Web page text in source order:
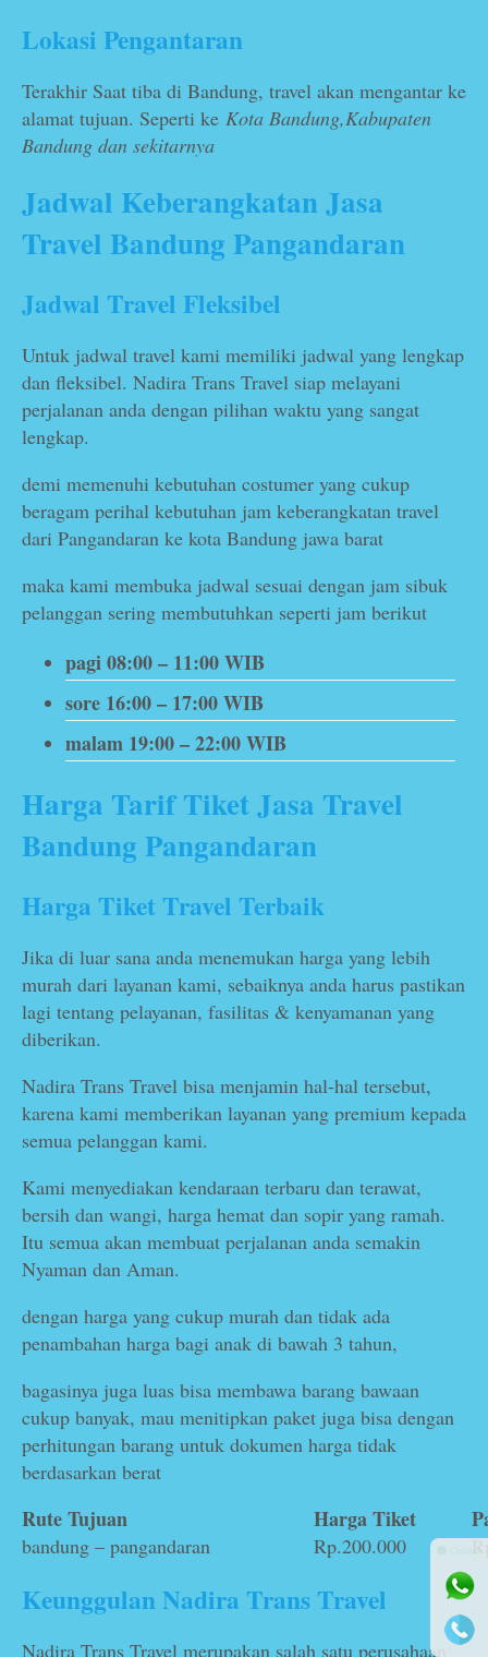
Lokasi Pengantaran
Terakhir Saat tiba di Bandung, travel akan mengantar ke
alamat tujuan. Seperti ke Kota Bandung,Kabupaten
Bandung dan sekitarnya
Jadwal Keberangkatan Jasa
Travel Bandung Pangandaran
Jadwal Travel Fleksibel
Untuk jadwal travel kami memiliki jadwal yang lengkap
dan fleksibel. Nadira Trans Travel siap melayani
perjalanan anda dengan pilihan waktu yang sangat
lengkap.
demi memenuhi kebutuhan costumer yang cukup
beragam perihal kebutuhan jam keberangkatan travel
dari Pangandaran ke kota Bandung jawa barat
maka kami membuka jadwal sesuai dengan jam sibuk
pelanggan sering membutuhkan seperti jam berikut
pagi 08:00 – 11:00 WIB
sore 16:00 – 17:00 WIB
malam 19:00 – 22:00 WIB
Harga Tarif Tiket Jasa Travel
Bandung Pangandaran
Harga Tiket Travel Terbaik
Jika di luar sana anda menemukan harga yang lebih
murah dari layanan kami, sebaiknya anda harus pastikan
lagi tentang pelayanan, fasilitas & kenyamanan yang
diberikan.
Nadira Trans Travel bisa menjamin hal-hal tersebut,
karena kami memberikan layanan yang premium kepada
semua pelanggan kami.
Kami menyediakan kendaraan terbaru dan terawat,
bersih dan wangi, harga hemat dan sopir yang ramah.
Itu semua akan membuat perjalanan anda semakin
Nyaman dan Aman.
dengan harga yang cukup murah dan tidak ada
penambahan harga bagi anak di bawah 3 tahun,
bagasinya juga luas bisa membawa barang bawaan
cukup banyak, mau menitipkan paket juga bisa dengan
perhitungan barang untuk dokumen harga tidak
berdasarkan berat
Rute Tujuan Harga Tiket
bandung – pangandaran Rp.200.000
Keunggulan Nadira Trans Travel
Nadira Trans Travel merupakan salah satu perusahaan
⚫ Online